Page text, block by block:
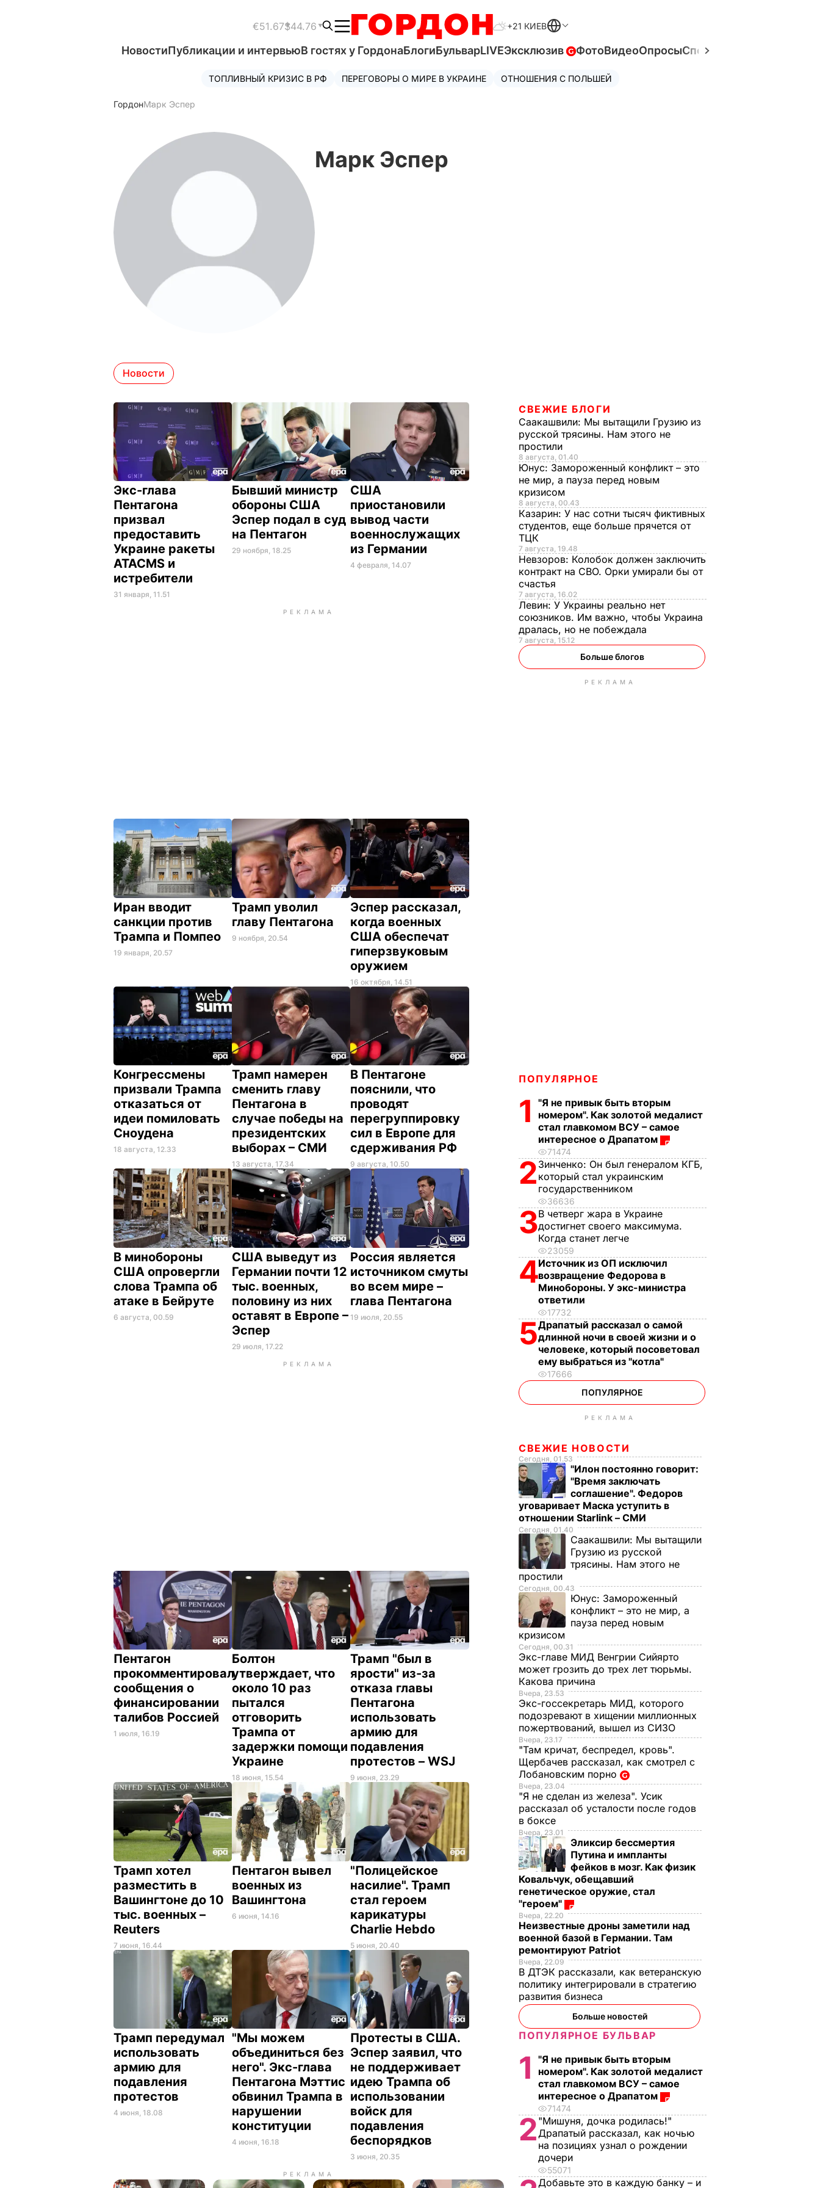
€51.67$44.76 +21 КИЕВ
НовостиПубликации и интервьюВ гостях у ГордонаБлогиБульварLIVEЭксклюзив ФотоВидеоОпросыСпецпроекты
ТОПЛИВНЫЙ КРИЗИС В РФ ПЕРЕГОВОРЫ О МИРЕ В УКРАИНЕ ОТНОШЕНИЯ С ПОЛЬШЕЙ
ГордонМарк Эспер
Марк Эспер
Новости
Экс-глава
Пентагона
призвал
предоставить
Украине ракеты
ATACMS и
истребители
31 января, 11.51
Бывший министр
обороны США
Эспер подал в суд
на Пентагон
29 ноября, 18.25
США
приостановили
вывод части
военнослужащих
из Германии
4 февраля, 14.07
РЕКЛАМА
Иран вводит
санкции против
Трампа и Помпео
19 января, 20.57
Трамп уволил
главу Пентагона
9 ноября, 20.54
Эспер рассказал,
когда военных
США обеспечат
гиперзвуковым
оружием
16 октября, 14.51
Конгрессмены
призвали Трампа
отказаться от
идеи помиловать
Сноудена
18 августа, 12.33
Трамп намерен
сменить главу
Пентагона в
случае победы на
президентских
выборах – СМИ
13 августа, 17.34
В Пентагоне
пояснили, что
проводят
перегруппировку
сил в Европе для
сдерживания РФ
9 августа, 10.50
В минобороны
США опровергли
слова Трампа об
атаке в Бейруте
6 августа, 00.59
США выведут из
Германии почти 12
тыс. военных,
половину из них
оставят в Европе –
Эспер
29 июля, 17.22
Россия является
источником смуты
во всем мире –
глава Пентагона
19 июля, 20.55
РЕКЛАМА
Пентагон
прокомментировал
сообщения о
финансировании
талибов Россией
1 июля, 16.19
Болтон
утверждает, что
около 10 раз
пытался
отговорить
Трампа от
задержки помощи
Украине
18 июня, 15.54
Трамп "был в
ярости" из-за
отказа главы
Пентагона
использовать
армию для
подавления
протестов – WSJ
9 июня, 23.29
Трамп хотел
разместить в
Вашингтоне до 10
тыс. военных –
Reuters
7 июня, 16.44
Пентагон вывел
военных из
Вашингтона
6 июня, 14.16
"Полицейское
насилие". Трамп
стал героем
карикатуры
Charlie Hebdo
5 июня, 20.40
Трамп передумал
использовать
армию для
подавления
протестов
4 июня, 18.08
"Мы можем
объединиться без
него". Экс-глава
Пентагона Мэттис
обвинил Трампа в
нарушении
конституции
4 июня, 16.18
Протесты в США.
Эспер заявил, что
не поддерживает
идею Трампа об
использовании
войск для
подавления
беспорядков
3 июня, 20.35
РЕКЛАМА
СВЕЖИЕ БЛОГИ
Саакашвили: Мы вытащили Грузию из
русской трясины. Нам этого не
простили
8 августа, 01.40
Юнус: Замороженный конфликт – это
не мир, а пауза перед новым
кризисом
8 августа, 00.43
Казарин: У нас сотни тысяч фиктивных
студентов, еще больше прячется от
ТЦК
7 августа, 19.48
Невзоров: Колобок должен заключить
контракт на СВО. Орки умирали бы от
счастья
7 августа, 16.02
Левин: У Украины реально нет
союзников. Им важно, чтобы Украина
дралась, но не побеждала
7 августа, 15.12
Больше блогов
РЕКЛАМА
ПОПУЛЯРНОЕ
1
"Я не привык быть вторым
номером". Как золотой медалист
стал главкомом ВСУ – самое
интересное о Драпатом
71474
2 Зинченко: Он был генералом КГБ,
который стал украинским
государственником
36636
3В четверг жара в Украине
достигнет своего максимума.
Когда станет легче
23059
4Источник из ОП исключил
возвращение Федорова в
Минобороны. У экс-министра
ответили
17732
5Драпатый рассказал о самой
длинной ночи в своей жизни и о
человеке, который посоветовал
ему выбраться из "котла"
17666
ПОПУЛЯРНОЕ
РЕКЛАМА
СВЕЖИЕ НОВОСТИ
Сегодня, 01.53
"Илон постоянно говорит:
"Время заключать
соглашение". Федоров
уговаривает Маска уступить в
отношении Starlink – СМИ
Сегодня, 01.40
Саакашвили: Мы вытащили
Грузию из русской
трясины. Нам этого не
простили
Сегодня, 00.43
Юнус: Замороженный
конфликт – это не мир, а
пауза перед новым
кризисом
Сегодня, 00.31
Экс-главе МИД Венгрии Сийярто
может грозить до трех лет тюрьмы.
Какова причина
Вчера, 23.53
Экс-госсекретарь МИД, которого
подозревают в хищении миллионных
пожертвований, вышел из СИЗО
Вчера, 23.17
"Там кричат, беспредел, кровь".
Щербачев рассказал, как смотрел с
Лобановским порно
Вчера, 23.04
"Я не сделан из железа". Усик
рассказал об усталости после годов
в боксе
Вчера, 23.01
Эликсир бессмертия
Путина и импланты
фейков в мозг. Как физик
Ковальчук, обещавший
генетическое оружие, стал
"героем"
Вчера, 22.20
Неизвестные дроны заметили над
военной базой в Германии. Там
ремонтируют Patriot
Вчера, 22.09
В ДТЭК рассказали, как ветеранскую
политику интегрировали в стратегию
развития бизнеса
Больше новостей
ПОПУЛЯРНОЕ БУЛЬВАР
1
"Я не привык быть вторым
номером". Как золотой медалист
стал главкомом ВСУ – самое
интересное о Драпатом
71474
2 "Мишуня, дочка родилась!"
Драпатый рассказал, как ночью
на позициях узнал о рождении
дочери
55071
Добавьте это в каждую банку – и